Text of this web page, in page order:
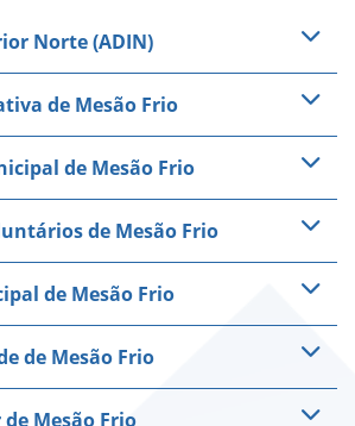
Norte (ADIN)
de Mesão Frio
de Mesão Frio
de Mesão Frio
de Mesão Frio
de Mesão Frio
Mesão Frio